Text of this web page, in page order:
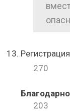
270
203